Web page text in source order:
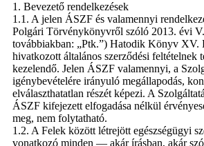
1. Bevezető rendelkezések
1.1. A jelen ÁSZF és valamennyi
Polgári Törvénykönyvről szóló 2013. évi
továbbiakban: „Ptk.”) Hatodik Könyv XV.
hivatkozott általános szerződési feltételnek
kezelendő. Jelen ÁSZF valamennyi, a
igénybevételére irányuló megállapodás,
elválaszthatatlan részét képezi. A
ÁSZF kifejezett elfogadása nélkül
meg, nem folytatható.
1.2. A Felek között létrejött egészségügyi
vonatkozó minden — akár írásban, akár